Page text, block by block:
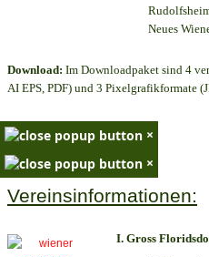
Neues
Download: Im Downloadpaket sind 4
AI EPS, PDF) und 3 Pixelgrafikformate
×
×
Vereinsinformationen:
I. Gross